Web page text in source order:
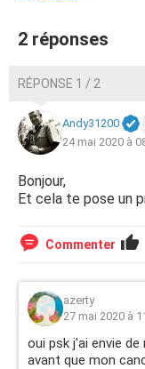
2 réponses
RÉPONSE 1 / 2
Andy31200
24 mai 2020 à
Bonjour,
Et cela te pose un
Commenter
azerty
27 mai 2020 à
oui psk j'ai envie
avant que mon